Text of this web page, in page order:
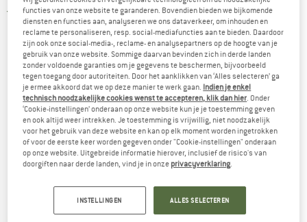
5,0(2)
functies van onze website te garanderen. Bovendien bieden we bijkomende
diensten en functies aan, analyseren we ons dataverkeer, om inhouden en
reclame te personaliseren, resp. social-mediafuncties aan te bieden. Daardoor
zijn ook onze social-media-, reclame- en analysepartners op de hoogte van je
gebruik van onze website. Sommige daarvan bevinden zich in derde landen
zonder voldoende garanties om je gegevens te beschermen, bijvoorbeeld
tegen toegang door autoriteiten. Door het aanklikken van ‘Alles selecteren’ ga
je ermee akkoord dat we op deze manier te werk gaan. Indien je enkel
technisch noodzakelijke cookies wenst te accepteren, klik dan hier. Onder
‘Cookie-instellingen’ onderaan op onze website kun je je toestemming geven
en ook altijd weer intrekken. Je toestemming is vrijwillig, niet noodzakelijk
voor het gebruik van deze website en kan op elk moment worden ingetrokken
of voor de eerste keer worden gegeven onder "Cookie-instellingen" onderaan
op onze website. Uitgebreide informatie hierover, inclusief de risico's van
doorgiften naar derde landen, vind je in onze privacyverklaring.
INSTELLINGEN ALLES SELECTEREN